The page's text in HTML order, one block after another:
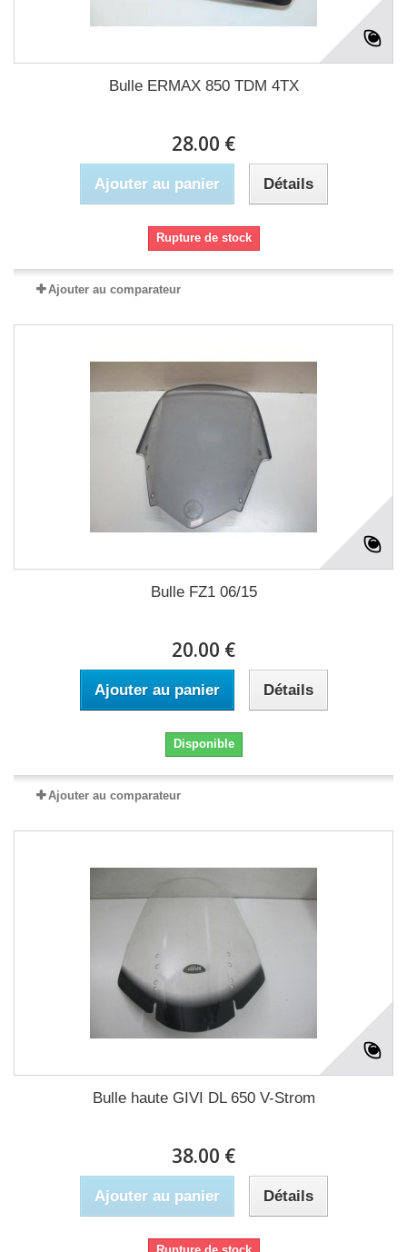
Bulle ERMAX 850 TDM 4TX
28.00 €
Ajouter au panier Détails
Rupture de stock
Ajouter au comparateur
Bulle FZ1 06/15
20.00 €
Ajouter au panier Détails
Disponible
Ajouter au comparateur
Bulle haute GIVI DL 650 V-Strom
38.00 €
Ajouter au panier Détails